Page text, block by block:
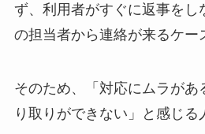
ず、利用者がすぐに返事をし
の担当者から連絡が来るケー
そのため、「対応にムラがあ
り取りができない」と感じる